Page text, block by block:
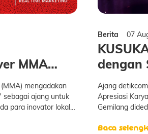
MMA
Smarties Indonesia 2025
mengadakan
sebagai ajang untuk
para inovator lokal
dan global. KUSUKA
Berita 07
dengan
Kreatif
2025
Ajang
Apresiasi
Gemilang
adalah satu
Baca